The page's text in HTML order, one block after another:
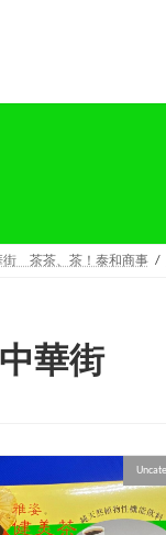
街 茶茶、茶！泰和商事
華街